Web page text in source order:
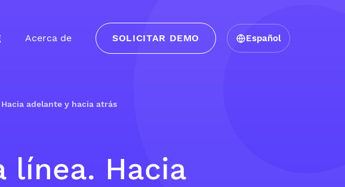
Acerca de SOLICITAR DEMO Español
adelante y hacia atrás
línea. Hacia